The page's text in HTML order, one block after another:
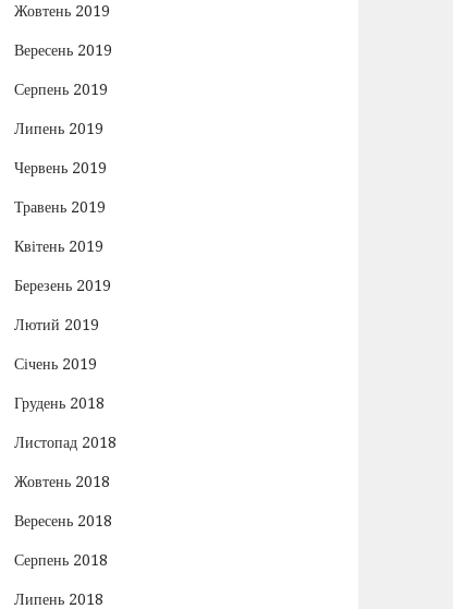
Жовтень 2019
Вересень 2019
Серпень 2019
Липень 2019
Червень 2019
Травень 2019
Квітень 2019
Березень 2019
Лютий 2019
Січень 2019
Грудень 2018
Листопад 2018
Жовтень 2018
Вересень 2018
Серпень 2018
Липень 2018